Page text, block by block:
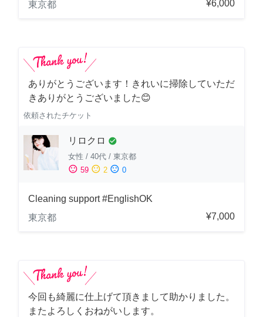
東京都 ¥6,000
ありがとうございます！きれいに掃除していただ
きありがとうございました😊
依頼されたチケット
リロクロ check_circle
女性 / 40代 / 東京都
sentiment_satisfied 59 sentiment_neutral 2 sentiment_dissatisfied 0
Cleaning support #EnglishOK
東京都
¥7,000
今回も綺麗に仕上げて頂きまして助かりました。
またよろしくおねがいします。